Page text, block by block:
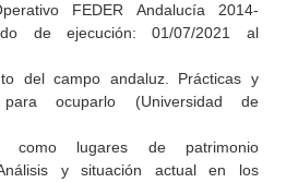
FEDER Andalucía 2014-
de ejecución: 01/07/2021 al
del campo andaluz. Prácticas y
para ocuparlo (Universidad de
como lugares de patrimonio
y situación actual en los